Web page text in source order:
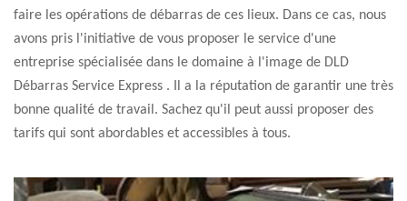
faire les opérations de débarras de ces lieux. Dans ce cas, nous
avons pris l'initiative de vous proposer le service d'une
entreprise spécialisée dans le domaine à l'image de DLD
Débarras Service Express . Il a la réputation de garantir une très
bonne qualité de travail. Sachez qu'il peut aussi proposer des
tarifs qui sont abordables et accessibles à tous.